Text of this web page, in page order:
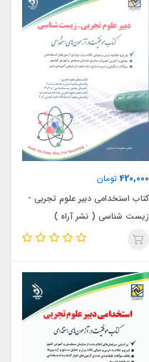
420,000تومان
کتاب استخدامی دبیر علوم تجربی -
زیست شناسی ( نشر آراه )